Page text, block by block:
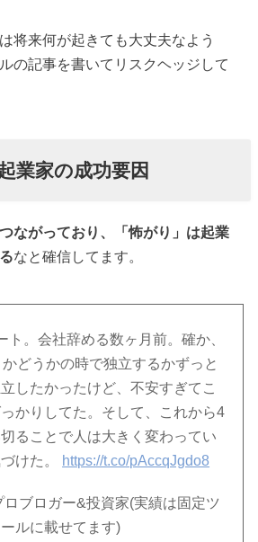
将来何が起きても大丈夫なよう
の記事を書いてリスクヘッジして
業家の成功要因
ながっており、「怖がり」は起業
なと確信してます。
ト。会社辞める数ヶ月前。確か、
どうかの時で独立するかずっと
したかったけど、不安すぎてこ
かりしてた。そして、これから4
ることで人は大きく変わってい
けた。
https://t.co/pAccqJgdo8
ブロガー&投資家(実績は固定ツ
ルに載せてます)